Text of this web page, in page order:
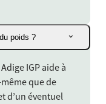
poids ?
IGP aide à
que de
d’un éventuel